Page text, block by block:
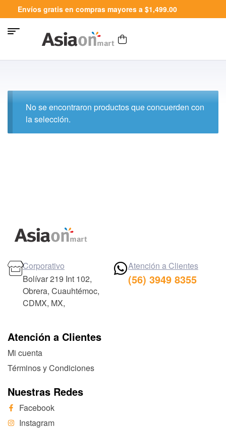
Envíos gratis en compras mayores a $1,499.00
No se encontraron productos que concuerden con
la selección.
Atención a Clientes
Mi cuenta
Términos y Condiciones
Nuestras Redes
Facebook
Instagram
Corporativo
Bolívar 219 Int 102,
Obrera, Cuauhtémoc,
CDMX, MX,
Atención a Clientes
(56) 3949 8355